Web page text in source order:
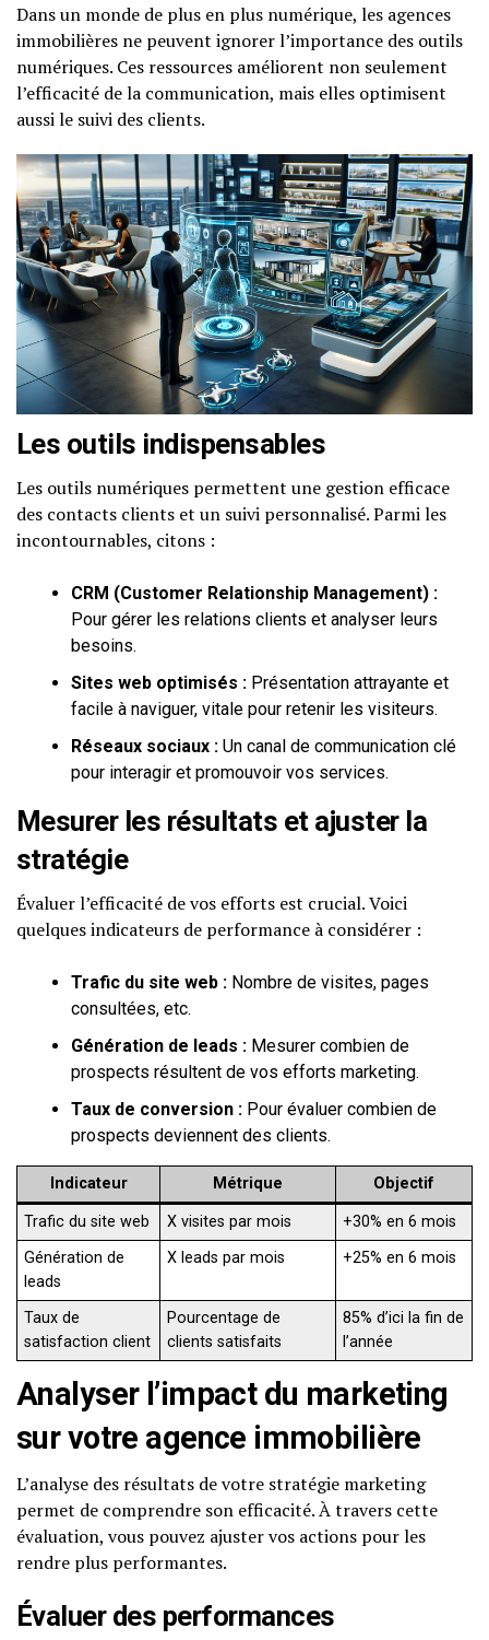
Dans un monde de plus en plus numérique, les agences
immobilières ne peuvent ignorer l’importance des outils
numériques. Ces ressources améliorent non seulement
l’efficacité de la communication, mais elles optimisent
aussi le suivi des clients.
Les outils indispensables
Les outils numériques permettent une gestion efficace
des contacts clients et un suivi personnalisé. Parmi les
incontournables, citons :
CRM (Customer Relationship Management) :
Pour gérer les relations clients et analyser leurs
besoins.
Sites web optimisés : Présentation attrayante et
facile à naviguer, vitale pour retenir les visiteurs.
Réseaux sociaux : Un canal de communication clé
pour interagir et promouvoir vos services.
Mesurer les résultats et ajuster la
stratégie
Évaluer l’efficacité de vos efforts est crucial. Voici
quelques indicateurs de performance à considérer :
Trafic du site web : Nombre de visites, pages
consultées, etc.
Génération de leads : Mesurer combien de
prospects résultent de vos efforts marketing.
Taux de conversion : Pour évaluer combien de
prospects deviennent des clients.
Indicateur Métrique Objectif
Trafic du site web X visites par mois
+30% en 6 mois
Génération de
leads
X leads par mois +25% en 6 mois
Taux de
satisfaction client
Pourcentage de
clients satisfaits
85% d’ici la fin de
l’année
Analyser l’impact du marketing
sur votre agence immobilière
L’analyse des résultats de votre stratégie marketing
permet de comprendre son efficacité. À travers cette
évaluation, vous pouvez ajuster vos actions pour les
rendre plus performantes.
Évaluer des performances